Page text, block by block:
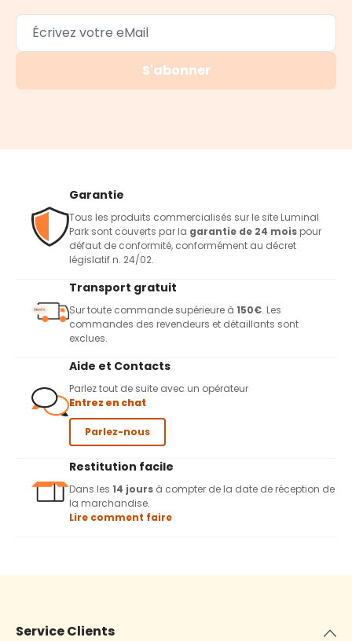
S'abonner
Garantie
Tous les produits commercialisés sur le site Luminal
Park sont couverts par la garantie de 24 mois pour
défaut de conformité, conformément au décret
législatif n. 24/02.
Transport gratuit
Sur toute commande supérieure à 150€. Les
commandes des revendeurs et détaillants sont
exclues.
Aide et Contacts
Parlez tout de suite avec un opérateur
Entrez en chat
Parlez-nous
Restitution facile
Dans les 14 jours à compter de la date de réception de
la marchandise.
Lire comment faire
Service Clients